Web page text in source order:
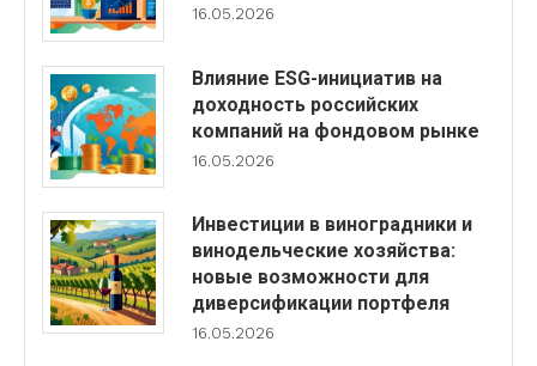
16.05.2026
Влияние ESG-инициатив на
доходность российских
компаний на фондовом рынке
16.05.2026
Инвестиции в виноградники и
винодельческие хозяйства:
новые возможности для
диверсификации портфеля
16.05.2026